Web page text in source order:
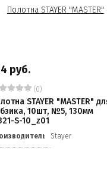
руб.
(0)
STAYER "MASTER"
10шт, №5, 130мм
S-10_z01
Stayer